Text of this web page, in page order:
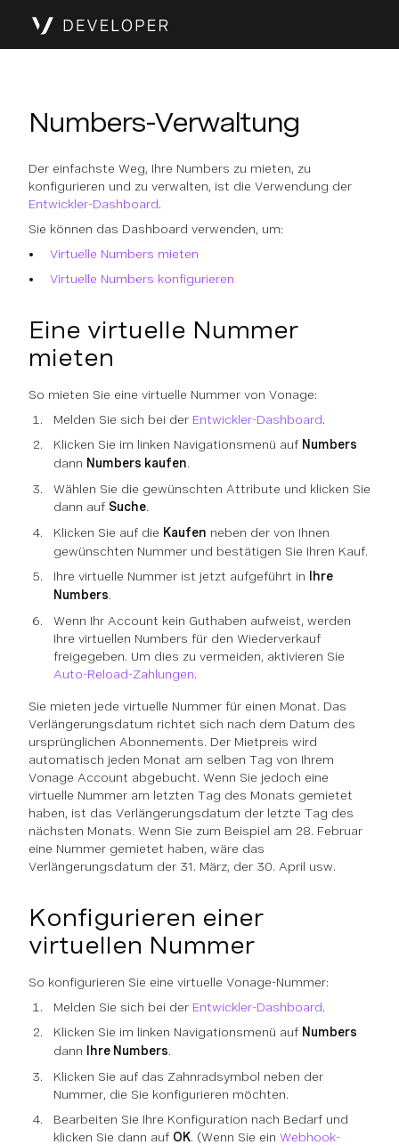
Numbers-Verwaltung
Der einfachste Weg, Ihre Numbers zu mieten, zu
konfigurieren und zu verwalten, ist die Verwendung der
Entwickler-Dashboard.
Sie können das Dashboard verwenden, um:
Virtuelle Numbers mieten
Virtuelle Numbers konfigurieren
Eine virtuelle Nummer
mieten
So mieten Sie eine virtuelle Nummer von Vonage:
Melden Sie sich bei der Entwickler-Dashboard.
Klicken Sie im linken Navigationsmenü auf Numbers
dann Numbers kaufen.
Wählen Sie die gewünschten Attribute und klicken Sie
dann auf Suche.
Klicken Sie auf die Kaufen neben der von Ihnen
gewünschten Nummer und bestätigen Sie Ihren Kauf.
Ihre virtuelle Nummer ist jetzt aufgeführt in
Ihre
Numbers.
Wenn Ihr Account kein Guthaben aufweist, werden
Ihre virtuellen Numbers für den Wiederverkauf
freigegeben. Um dies zu vermeiden, aktivieren Sie
Auto-Reload-Zahlungen.
Sie mieten jede virtuelle Nummer für einen Monat. Das
Verlängerungsdatum richtet sich nach dem Datum des
ursprünglichen Abonnements. Der Mietpreis wird
automatisch jeden Monat am selben Tag von Ihrem
Vonage Account abgebucht. Wenn Sie jedoch eine
virtuelle Nummer am letzten Tag des Monats gemietet
haben, ist das Verlängerungsdatum der letzte Tag des
nächsten Monats. Wenn Sie zum Beispiel am 28. Februar
eine Nummer gemietet haben, wäre das
Verlängerungsdatum der 31. März, der 30. April usw.
Konfigurieren einer
virtuellen Nummer
So konfigurieren Sie eine virtuelle Vonage-Nummer:
Melden Sie sich bei der Entwickler-Dashboard.
Klicken Sie im linken Navigationsmenü auf Numbers
dann
Ihre Numbers.
Klicken Sie auf das Zahnradsymbol neben der
Nummer, die Sie konfigurieren möchten.
Bearbeiten Sie Ihre Konfiguration nach Bedarf und
klicken Sie dann auf OK. (Wenn Sie ein Webhook-